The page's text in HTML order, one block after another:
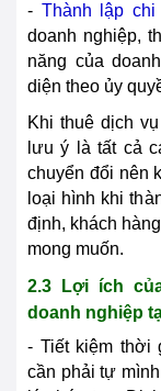
- Thành lập
doanh nghiệp,
năng của
diện theo ủy
Khi thuê dịch
lưu ý là tất cả
chuyển đổi nên
loại hình khi
định, khách
mong muốn.
2.3 Lợi ích
doanh nghiệp
- Tiết kiệm thời
cần phải tự